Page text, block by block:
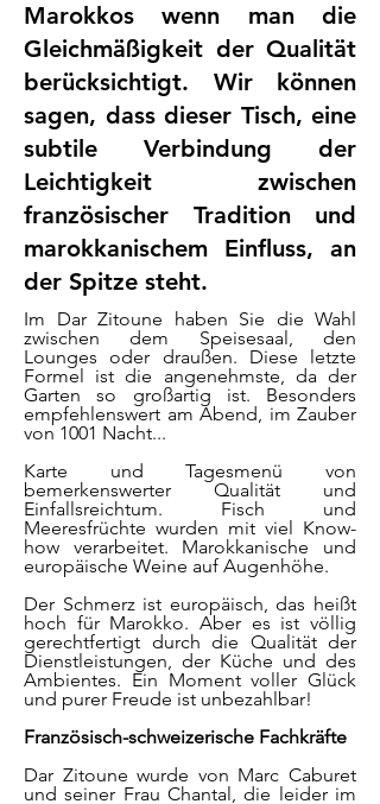
Marokkos wenn man die
Gleichmäßigkeit der Qualität
berücksichtigt. Wir können
sagen, dass dieser Tisch, eine
subtile Verbindung der
Leichtigkeit zwischen
französischer Tradition und
marokkanischem Einfluss, an
der Spitze steht.
Im Dar Zitoune haben Sie die Wahl
zwischen dem Speisesaal, den
Lounges oder draußen. Diese letzte
Formel ist die angenehmste, da der
Garten so großartig ist. Besonders
empfehlenswert am Abend, im Zauber
von 1001 Nacht...
Karte und Tagesmenü von
bemerkenswerter Qualität und
Einfallsreichtum. Fisch und
Meeresfrüchte wurden mit viel Know-
how verarbeitet. Marokkanische und
europäische Weine auf Augenhöhe.
Der Schmerz ist europäisch, das heißt
hoch für Marokko. Aber es ist völlig
gerechtfertigt durch die Qualität der
Dienstleistungen, der Küche und des
Ambientes. Ein Moment voller Glück
und purer Freude ist unbezahlbar!
Französisch-schweizerische Fachkräfte
Dar Zitoune wurde von Marc Caburet
und seiner Frau Chantal, die leider im